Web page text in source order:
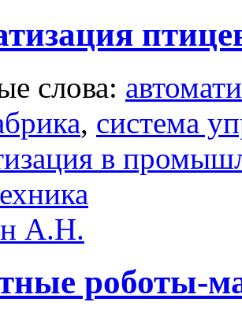
слова:
, система
в
А.Н.
роботы-